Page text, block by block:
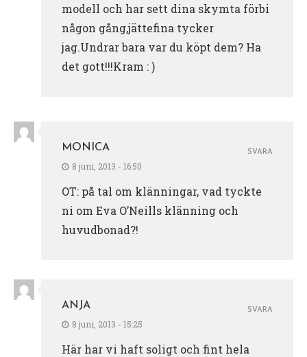
modell och har sett dina skymta förbi
någon gång,jättefina tycker
jag.Undrar bara var du köpt dem? Ha
det gott!!!Kram : )
MONICA
8 juni, 2013 - 16:50
OT: på tal om klänningar, vad tyckte
ni om Eva O’Neills klänning och
huvudbonad?!
SVARA
ANJA
8 juni, 2013 - 15:25
Här har vi haft soligt och fint hela
SVARA